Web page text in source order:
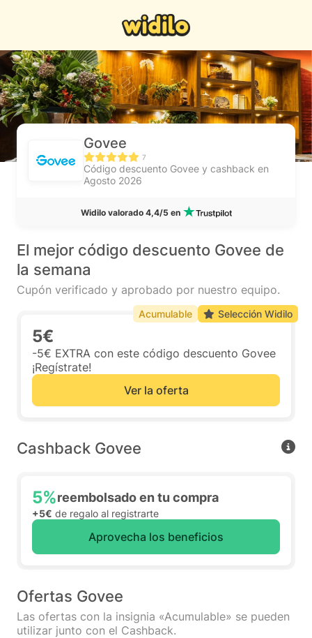
Govee
7
Código descuento Govee y cashback en
Agosto 2026
Widilo valorado 4,4/5 en
El mejor código descuento Govee de
la semana
Cupón verificado y aprobado por nuestro equipo.
5€
-5€ EXTRA con este código descuento Govee
¡Regístrate!
Ver la oferta
Acumulable Selección Widilo
Cashback Govee
5%reembolsado en tu compra
+5€ de regalo al registrarte
Aprovecha los beneficios
Ofertas Govee
Las ofertas con la insignia «Acumulable» se pueden
utilizar junto con el Cashback.